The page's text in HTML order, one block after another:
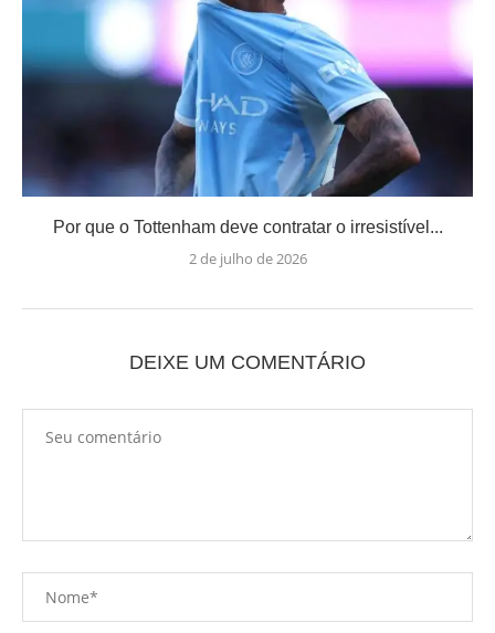
Por que o Tottenham deve contratar o irresistível...
2 de julho de 2026
DEIXE UM COMENTÁRIO